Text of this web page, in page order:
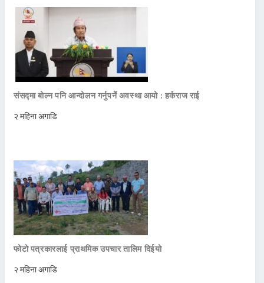
संसद्मा बोल्न पनि आन्दोलन गर्नुपर्ने अवस्था आयो : हर्कराज राई
२ महिना अगाडि
फोटो पत्रकारलाई प्राथमिक उपचार तालिम दिईयो
२ महिना अगाडि